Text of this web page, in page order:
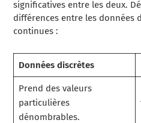
significatives entre les deux.
différences entre les données
continues :
Données discrètes
Prend des valeurs
particulières
dénombrables.